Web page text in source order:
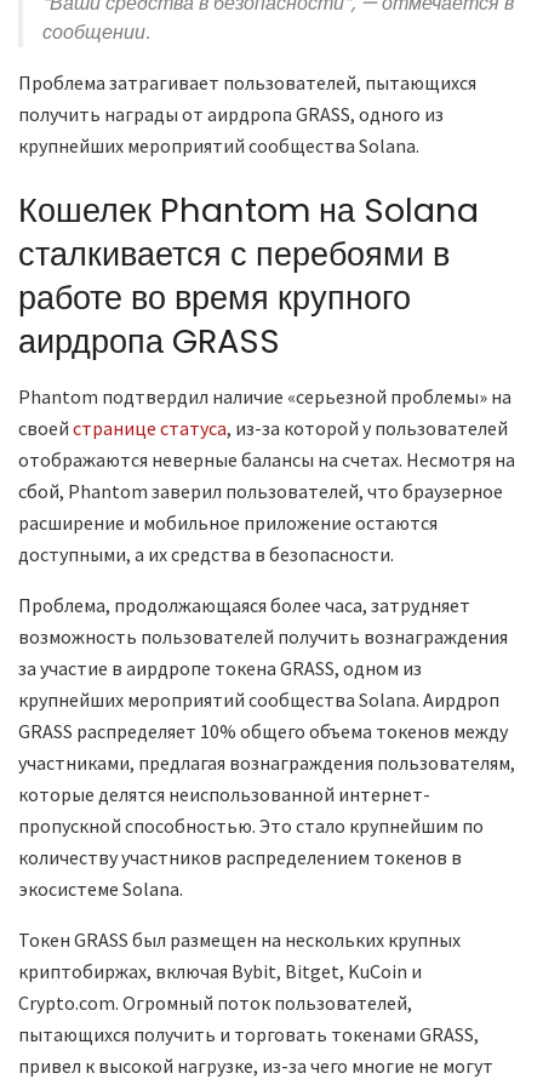
сообщении.
Проблема затрагивает пользователей, пытающихся
получить награды от аирдропа GRASS, одного из
крупнейших мероприятий сообщества Solana.
Кошелек Phantom на Solana
сталкивается с перебоями в
работе во время крупного
аирдропа GRASS
Phantom подтвердил наличие «серьезной проблемы» на
своей странице статуса, из-за которой у пользователей
отображаются неверные балансы на счетах. Несмотря на
сбой, Phantom заверил пользователей, что браузерное
расширение и мобильное приложение остаются
доступными, а их средства в безопасности.
Проблема, продолжающаяся более часа, затрудняет
возможность пользователей получить вознаграждения
за участие в аирдропе токена GRASS, одном из
крупнейших мероприятий сообщества Solana. Аирдроп
GRASS распределяет 10% общего объема токенов между
участниками, предлагая вознаграждения пользователям,
которые делятся неиспользованной интернет-
пропускной способностью. Это стало крупнейшим по
количеству участников распределением токенов в
экосистеме Solana.
Токен GRASS был размещен на нескольких крупных
криптобиржах, включая Bybit, Bitget, KuCoin и
Crypto.com. Огромный поток пользователей,
пытающихся получить и торговать токенами GRASS,
привел к высокой нагрузке, из-за чего многие не могут